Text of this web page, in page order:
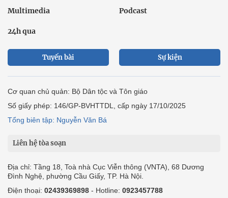
Multimedia Podcast
24h qua
Tuyến bài Sự kiện
Cơ quan chủ quản: Bộ Dân tộc và Tôn giáo
Số giấy phép: 146/GP-BVHTTDL, cấp ngày 17/10/2025
Tổng biên tập: Nguyễn Văn Bá
Liên hệ tòa soạn
Địa chỉ: Tầng 18, Toà nhà Cục Viễn thông (VNTA), 68 Dương
Đình Nghệ, phường Cầu Giấy, TP. Hà Nội.
Điện thoại: 02439369898 - Hotline: 0923457788